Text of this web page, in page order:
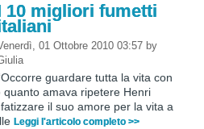
10 migliori fumetti
01 Ottobre 2010 03:57 by
guardare tutta la vita con
quanto amava ripetere Henri
il suo amore per la vita a
Leggi l'articolo completo >>